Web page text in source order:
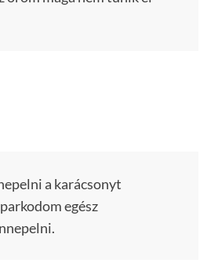
a karácsonyt
egész